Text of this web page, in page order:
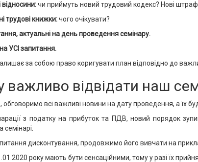
відносини:чи приймуть новий трудовий кодекс? Нові
трудові книжки:чого очікувати?
актуальні на день проведення семінару.
на УСІ запитання.
за собою право коригувати план відповідно до
важливо відвідати наш
всі важливі новини на дату проведення, а їх
з податку на прибуток та ПДВ, новий порядок
семінарі.
дисконтування, продовжимо його вивчати на
року мають бути сенсаційними, тому у разі їх